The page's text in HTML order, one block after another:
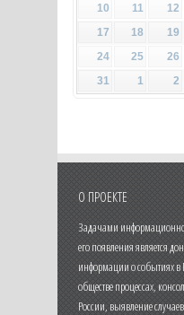
10
11 12
17
18 19
24
25 26
31
1 2
О ПРОЕКТЕ
Задачами
его появления является
информации о событиях в
обществе процессах,
России, выявление